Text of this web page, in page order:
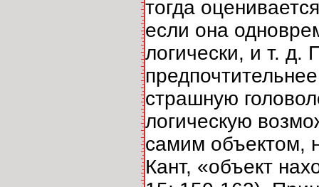
тогда
если она
логически, и т.
страшную
логическую
самим объектом,
Кант, «объект